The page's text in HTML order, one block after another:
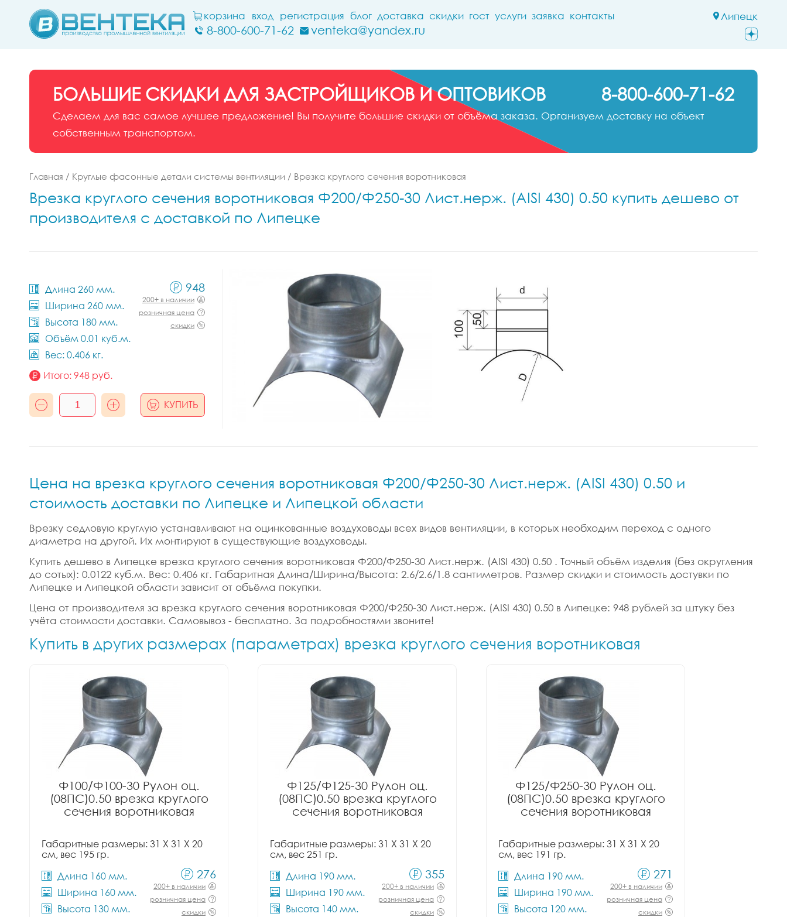
Липецк
корзина вход регистрация блог доставка скидки гост услуги заявка контакты
8-800-600-71-62 venteka@yandex.ru
БОЛЬШИЕ СКИДКИ ДЛЯ ЗАСТРОЙЩИКОВ И ОПТОВИКОВ 8-800-600-71-62
Сделаем для вас самое лучшее предложение! Вы получите большие скидки от объёма заказа. Организуем доставку на объект
собственным транспортом.
Главная / Круглые фасонные детали системы вентиляции / Врезка круглого сечения воротниковая
Врезка круглого сечения воротниковая Ф200/Ф250-30 Лист.нерж. (AISI 430) 0.50 купить дешево от
производителя с доставкой по Липецке
Длина 260 мм.
Ширина 260 мм.
Высота 180 мм.
Объём 0.01 куб.м.
Вес: 0.406 кг.
948
200+ в наличии
розничная цена
скидки
Итого: 948 руб.
КУПИТЬ
Цена на врезка круглого сечения воротниковая Ф200/Ф250-30 Лист.нерж. (AISI 430) 0.50 и
стоимость доставки по Липецке и Липецкой области
Врезку седловую круглую устанавливают на оцинкованные воздуховоды всех видов вентиляции, в которых необходим переход с одного
диаметра на другой. Их монтируют в существующие воздуховоды.
Купить дешево в Липецке врезка круглого сечения воротниковая Ф200/Ф250-30 Лист.нерж. (AISI 430) 0.50 . Точный объём изделия (без округления
до сотых): 0.0122 куб.м. Вес: 0.406 кг. Габаритная Длина/Ширина/Высота: 2.6/2.6/1.8 сантиметров. Размер скидки и стоимость достувки по
Липецке и Липецкой области зависит от объёма покупки.
Цена от производителя за врезка круглого сечения воротниковая Ф200/Ф250-30 Лист.нерж. (AISI 430) 0.50 в Липецке: 948 рублей за штуку без
учёта стоимости доставки. Самовывоз - бесплатно. За подробностями звоните!
Купить в других размерах (параметрах) врезка круглого сечения воротниковая
Ф100/Ф100-30 Рулон оц.
(08ПС)0.50 врезка круглого
сечения воротниковая
Габаритные размеры: 31 X 31 X 20
см, вес 195 гр.
Длина 160 мм.
Ширина 160 мм.
Высота 130 мм.
276
200+ в наличии
розничная цена
скидки
Ф125/Ф125-30 Рулон оц.
(08ПС)0.50 врезка круглого
сечения воротниковая
Габаритные размеры: 31 X 31 X 20
см, вес 251 гр.
Длина 190 мм.
Ширина 190 мм.
Высота 140 мм.
355
200+ в наличии
розничная цена
скидки
Ф125/Ф250-30 Рулон оц.
(08ПС)0.50 врезка круглого
сечения воротниковая
Габаритные размеры: 31 X 31 X 20
см, вес 191 гр.
Длина 190 мм.
Ширина 190 мм.
Высота 120 мм.
271
200+ в наличии
розничная цена
скидки